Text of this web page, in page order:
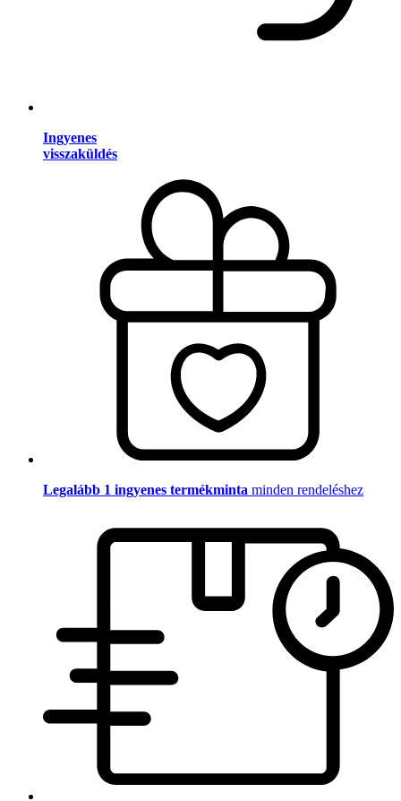
Ingyenes
visszaküldés
Legalább 1 ingyenes termékminta minden rendeléshez